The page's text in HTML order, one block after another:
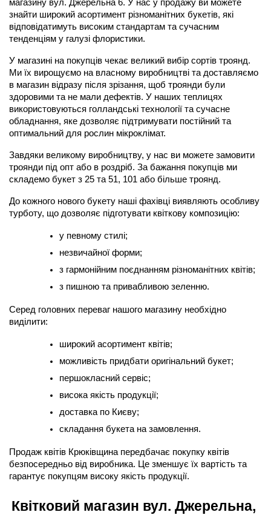
магазину вул. Джерельна 6. У нас у продажу ви можете
знайти широкий асортимент різноманітних букетів, які
відповідатимуть високим стандартам та сучасним
тенденціям у галузі флористики.
У магазині на покупців чекає великий вибір сортів троянд.
Ми їх вирощуємо на власному виробництві та доставляємо
в магазин відразу після зрізання, щоб троянди були
здоровими та не мали дефектів. У наших теплицях
використовуються голландські технології та сучасне
обладнання, яке дозволяє підтримувати постійний та
оптимальний для рослин мікроклімат.
Завдяки великому виробництву, у нас ви можете замовити
троянди під опт або в роздріб. За бажання покупців ми
складемо букет з 25 та 51, 101 або більше троянд.
До кожного нового букету наші фахівці виявляють особливу
турботу, що дозволяє підготувати квіткову композицію:
у певному стилі;
незвичайної форми;
з гармонійним поєднанням різноманітних квітів;
з пишною та привабливою зеленню.
Серед головних переваг нашого магазину необхідно
виділити:
широкий асортимент квітів;
можливість придбати оригінальний букет;
першокласний сервіс;
висока якість продукції;
доставка по Києву;
складання букета на замовлення.
Продаж квітів Крюківщина передбачає покупку квітів
безпосередньо від виробника. Це зменшує їх вартість та
гарантує покупцям високу якість продукції.
Квітковий магазин вул. Джерельна,